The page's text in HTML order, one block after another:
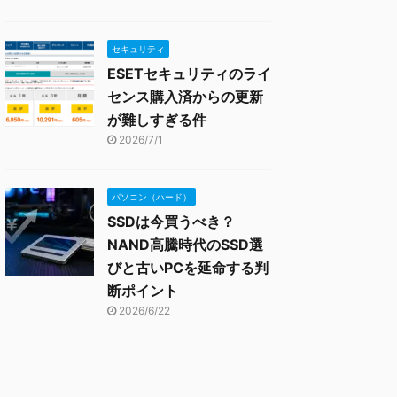
セキュリティ
ESETセキュリティのライ
センス購入済からの更新
が難しすぎる件
2026/7/1
パソコン（ハード）
SSDは今買うべき？
NAND高騰時代のSSD選
びと古いPCを延命する判
断ポイント
2026/6/22